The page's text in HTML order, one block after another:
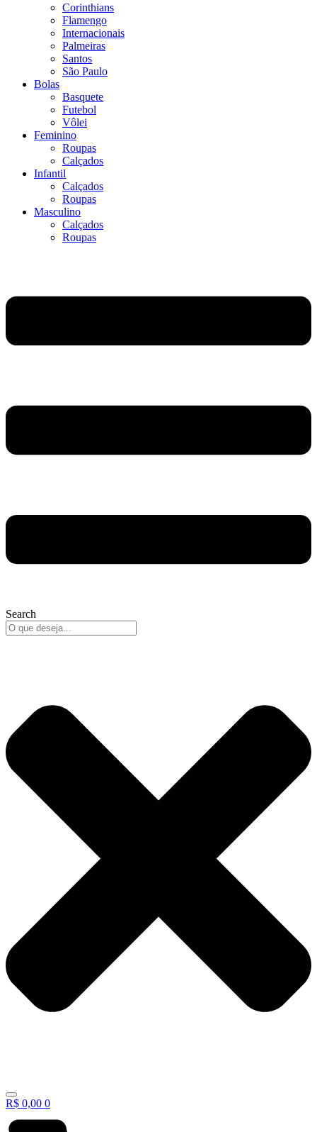
Corinthians
Flamengo
Internacionais
Palmeiras
Santos
São Paulo
Bolas
Basquete
Futebol
Vôlei
Feminino
Roupas
Calçados
Infantil
Calçados
Roupas
Masculino
Calçados
Roupas
Search
R$ 0,00 0